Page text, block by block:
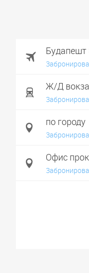
Будапешт
Ж/Д
по городу
Офис